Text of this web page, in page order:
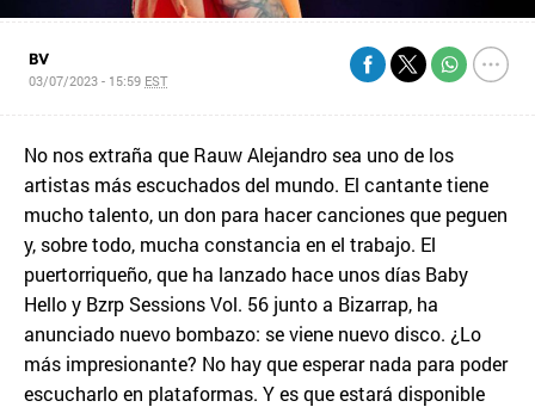
BV
03/07/2023 - 15:59 EST
No nos extraña que Rauw Alejandro sea uno de los
artistas más escuchados del mundo. El cantante tiene
mucho talento, un don para hacer canciones que peguen
y, sobre todo, mucha constancia en el trabajo. El
puertorriqueño, que ha lanzado hace unos días Baby
Hello y Bzrp Sessions Vol. 56 junto a Bizarrap, ha
anunciado nuevo bombazo: se viene nuevo disco. ¿Lo
más impresionante? No hay que esperar nada para poder
escucharlo en plataformas. Y es que estará disponible